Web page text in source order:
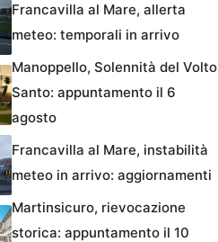
Francavilla al Mare, allerta
meteo: temporali in arrivo
Manoppello, Solennità del Volto
Santo: appuntamento il 6
agosto
Francavilla al Mare, instabilità
meteo in arrivo: aggiornamenti
Martinsicuro, rievocazione
storica: appuntamento il 10